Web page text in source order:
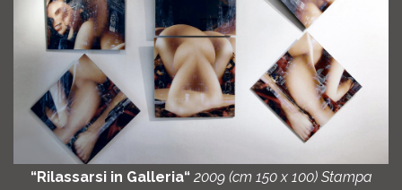
“Rilassarsi in Galleria“ 2009 (cm 150 x 100) Stampa